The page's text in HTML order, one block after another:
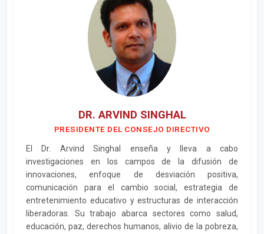
DR. ARVIND SINGHAL
PRESIDENTE DEL CONSEJO DIRECTIVO
El Dr. Arvind Singhal enseña y lleva a cabo
investigaciones en los campos de la difusión de
innovaciones, enfoque de desviación positiva,
comunicación para el cambio social, estrategia de
entretenimiento educativo y estructuras de interacción
liberadoras. Su trabajo abarca sectores como salud,
educación, paz, derechos humanos, alivio de la pobreza,